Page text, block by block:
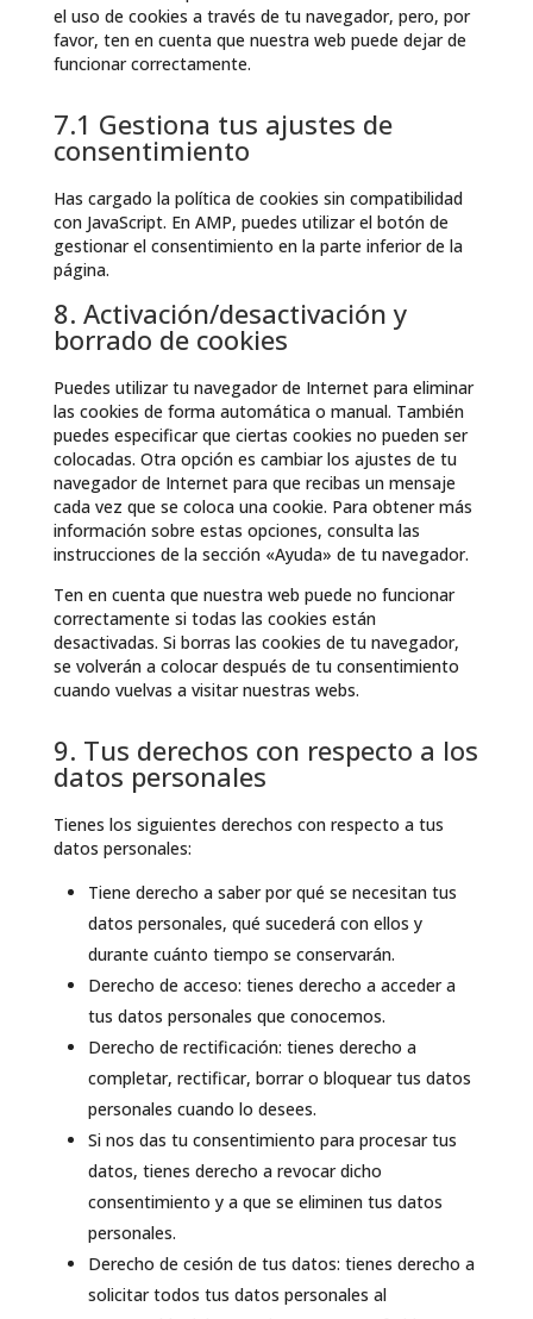
el uso de cookies a través de tu navegador, pero, por
favor, ten en cuenta que nuestra web puede dejar de
funcionar correctamente.
7.1 Gestiona tus ajustes de
consentimiento
Has cargado la política de cookies sin compatibilidad
con JavaScript. En AMP, puedes utilizar el botón de
gestionar el consentimiento en la parte inferior de la
página.
8. Activación/desactivación y
borrado de cookies
Puedes utilizar tu navegador de Internet para eliminar
las cookies de forma automática o manual. También
puedes especificar que ciertas cookies no pueden ser
colocadas. Otra opción es cambiar los ajustes de tu
navegador de Internet para que recibas un mensaje
cada vez que se coloca una cookie. Para obtener más
información sobre estas opciones, consulta las
instrucciones de la sección «Ayuda» de tu navegador.
Ten en cuenta que nuestra web puede no funcionar
correctamente si todas las cookies están
desactivadas. Si borras las cookies de tu navegador,
se volverán a colocar después de tu consentimiento
cuando vuelvas a visitar nuestras webs.
9. Tus derechos con respecto a los
datos personales
Tienes los siguientes derechos con respecto a tus
datos personales:
Tiene derecho a saber por qué se necesitan tus
datos personales, qué sucederá con ellos y
durante cuánto tiempo se conservarán.
Derecho de acceso: tienes derecho a acceder a
tus datos personales que conocemos.
Derecho de rectificación: tienes derecho a
completar, rectificar, borrar o bloquear tus datos
personales cuando lo desees.
Si nos das tu consentimiento para procesar tus
datos, tienes derecho a revocar dicho
consentimiento y a que se eliminen tus datos
personales.
Derecho de cesión de tus datos: tienes derecho a
solicitar todos tus datos personales al